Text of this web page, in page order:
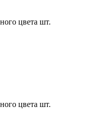
цвета шт.
цвета шт.